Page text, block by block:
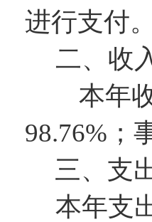
进行支付。
二、收
本年收
98.76%；
三、支
本年支